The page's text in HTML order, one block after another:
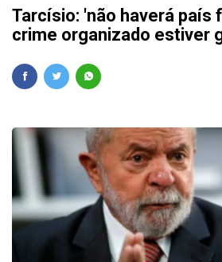
Tarcísio: 'não haverá país
crime organizado estiver